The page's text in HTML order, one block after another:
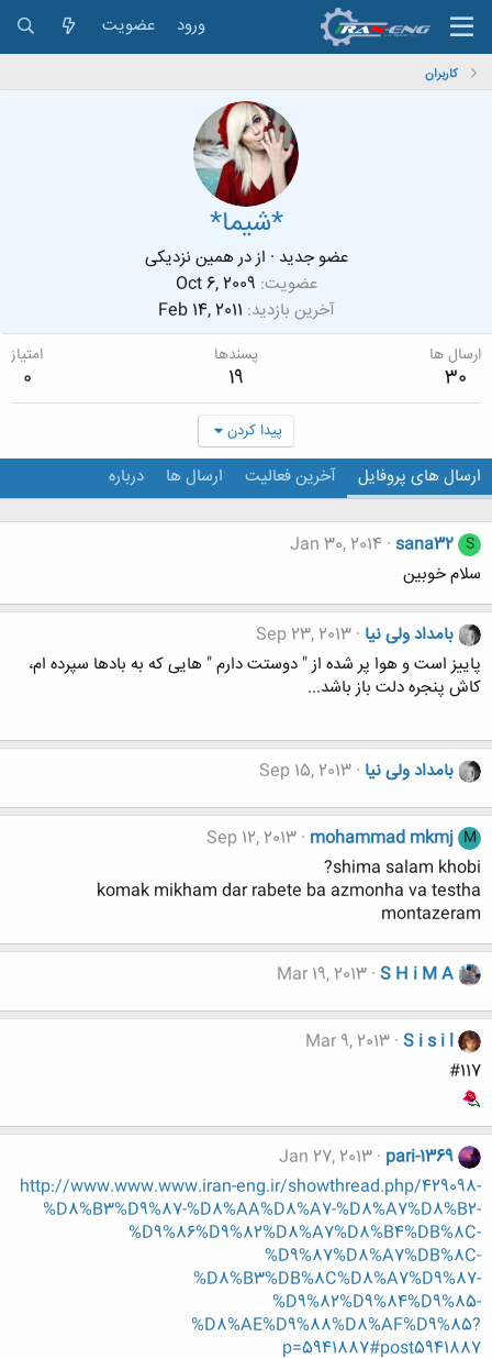
ورود عضویت
کاربران
*شیما*
عضو جدید · ازدر همین نزدیکی
عضویت Oct 6, 2009
آخرین بازدید Feb 14, 2011
ارسال ها
30
پسندها
19
امتیاز
0
پیدا کردن
ارسال های پروفایل آخرین فعالیت ارسال ها درباره
S
sana32
Jan 30, 2014
سلام خوبین
بامداد ولی نیا Sep 23, 2013
پاییز است و هوا پر شده از " دوستت دارم " هایی که به بادها سپرده ام،
کاش پنجره دلت باز باشد...
بامداد ولی نیا Sep 15, 2013
M
mohammad mkmj
Sep 12, 2013
shima salam khobi?
komak mikham dar rabete ba azmonha va testha
montazeram
S H i M A
Mar 19, 2013
S i s i l
Mar 9, 2013
#117
pari-1369
Jan 27, 2013
http://www.www.www.iran-eng.ir/showthread.php/429098-
%D8%B3%D9%87-%D8%AA%D8%A7-%D8%A7%D8%B2-
%D9%86%D9%82%D8%A7%D8%B4%DB%8C-
%D9%87%D8%A7%DB%8C-
%D8%B3%DB%8C%D8%A7%D9%87-
%D9%82%D9%84%D9%85-
%D8%AE%D9%88%D8%AF%D9%85?
p=5941887#post5941887